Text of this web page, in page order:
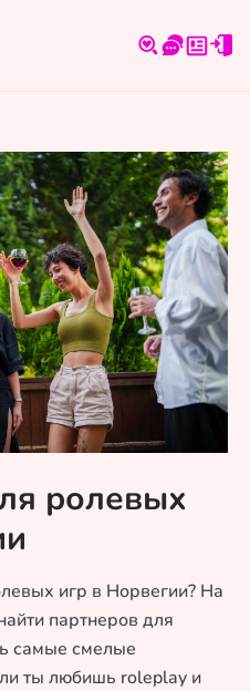
ролевых
игр в Норвегии? На
партнеров для
самые смелые
ты любишь roleplay и